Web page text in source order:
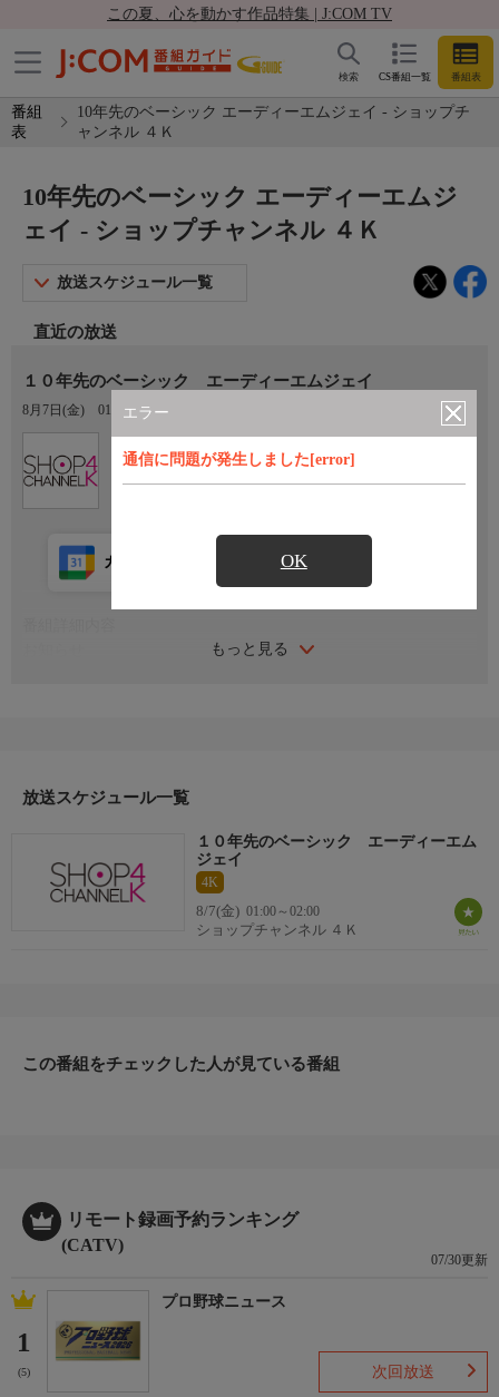
この夏、心を動かす作品特集 | J:COM TV
CS番組一覧 番組表
検索
番組
表
10年先のベーシック エーディーエムジェイ - ショップチ
ャンネル ４Ｋ
エラー
通信に問題が発生しました[error]
OK
10年先のベーシック エーディーエムジ
ェイ - ショップチャンネル ４Ｋ
放送スケジュール一覧
直近の放送
１０年先のベーシック エーディーエムジェイ
8月7日(金) 01:00〜02:00
ショップチャンネル ４Ｋ
もっと見る
カレンダー登録 アプリ視聴
ファッション、ビューティー、ホームグッズ、グルメなど、バイ
を生放送ならではの臨場感と一緒にお楽しみください。
＊ライブ放送につき、番組および商品内容に変更が生じる場合も
放送スケジュール一覧
１０年先のベーシック エーディーエム
ジェイ
4K
8/7(金) 01:00～02:00
ショップチャンネル ４Ｋ
この番組をチェックした人が見ている番組
リモート録画予約ランキング
(CATV)
07/30更新
1
(5)
プロ野球ニュース
次回放送